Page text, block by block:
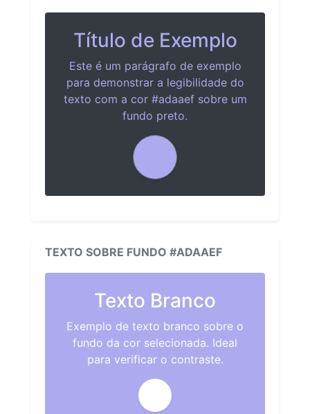
Título de Exemplo
Este é um parágrafo de exemplo
para demonstrar a legibilidade do
texto com a cor #adaaef sobre um
fundo preto.
TEXTO SOBRE FUNDO #ADAAEF
Texto Branco
Exemplo de texto branco sobre o
fundo da cor selecionada. Ideal
para verificar o contraste.